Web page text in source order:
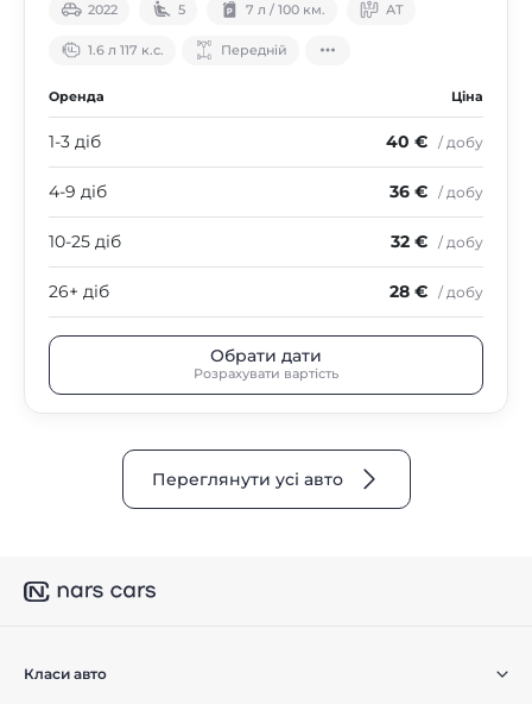
2022 5 7 л / 100 км. АТ
1.6 л 117 к.с. Передній
Оренда Ціна
1-3 діб 40 € / добу
4-9 діб 36 € / добу
10-25 діб 32 € / добу
26+ діб 28 € / добу
Обрати дати
Розрахувати вартість
Переглянути усі авто
Класи авто